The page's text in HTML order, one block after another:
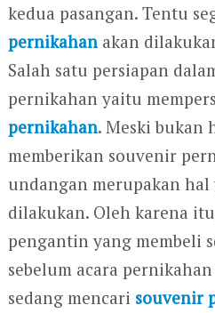
kedua pasangan. Tentu
pernikahanakan
Salah satu persiapan
pernikahan yaitu
pernikahan. Meski bukan
memberikan souvenir
undangan merupakan
dilakukan. Oleh karena
pengantin yang membeli
sebelum acara
sedang mencari souvenir